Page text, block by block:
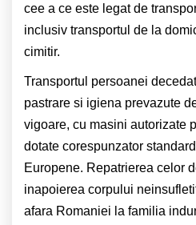
cee a ce este legat de
inclusiv transportul de la
cimitir.
Transportul persoanei
pastrare si igiena prevazute
vigoare, cu masini autorizate
dotate corespunzator
Europene. Repatrierea celor
inapoierea corpului
afara Romaniei la familia